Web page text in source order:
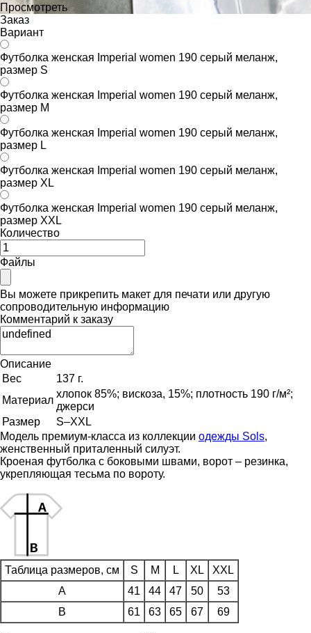
Просмотреть
Заказ
Вариант
Футболка женская Imperial women 190 серый меланж,
размер S
Футболка женская Imperial women 190 серый меланж,
размер M
Футболка женская Imperial women 190 серый меланж,
размер L
Футболка женская Imperial women 190 серый меланж,
размер XL
Футболка женская Imperial women 190 серый меланж,
размер XXL
Количество
Файлы
Вы можете прикрепить макет для печати или другую
сопроводительную информацию
Комментарий к заказу
Описание
Вес
137 г.
Материал
хлопок 85%; вискоза, 15%; плотность 190 г/м²;
джерси
Размер
S–XXL
Модель премиум-класса из коллекции одежды Sols,
женственный приталенный силуэт.
Кроеная футболка с боковыми швами, ворот – резинка,
укрепляющая тесьма по вороту.
Таблица размеров, см S M L XL
XXL
A
41 44 47 50
53
B
61 63 65 67 69